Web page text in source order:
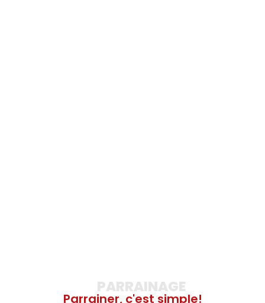
PARRAINAGE
Parrainer, c'est simple!